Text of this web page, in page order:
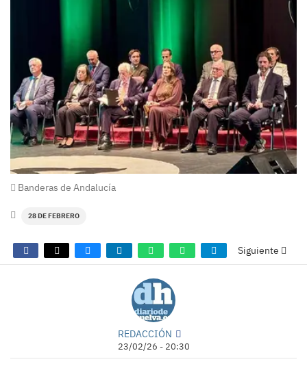
Banderas de Andalucía
28 DE FEBRERO
Siguiente
REDACCIÓN
23/02/26 - 20:30